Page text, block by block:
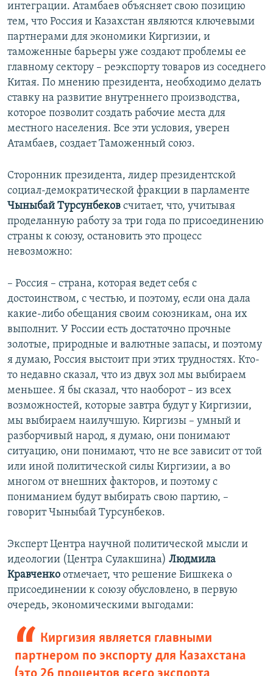
интеграции. Атамбаев объясняет свою позицию
тем, что Россия и Казахстан являются ключевыми
партнерами для экономики Киргизии, и
таможенные барьеры уже создают проблемы ее
главному сектору – реэкспорту товаров из соседнего
Китая. По мнению президента, необходимо делать
ставку на развитие внутреннего производства,
которое позволит создать рабочие места для
местного населения. Все эти условия, уверен
Атамбаев, создает Таможенный союз.
Сторонник президента, лидер президентской
социал-демократической фракции в парламенте
Чыныбай Турсунбеков считает, что, учитывая
проделанную работу за три года по присоединению
страны к союзу, остановить это процесс
невозможно:
– Россия – страна, которая ведет себя с
достоинством, с честью, и поэтому, если она дала
какие-либо обещания своим союзникам, она их
выполнит. У России есть достаточно прочные
золотые, природные и валютные запасы, и поэтому
я думаю, Россия выстоит при этих трудностях. Кто-
то недавно сказал, что из двух зол мы выбираем
меньшее. Я бы сказал, что наоборот – из всех
возможностей, которые завтра будут у Киргизии,
мы выбираем наилучшую. Киргизы – умный и
разборчивый народ, я думаю, они понимают
ситуацию, они понимают, что не все зависит от той
или иной политической силы Киргизии, а во
многом от внешних факторов, и поэтому с
пониманием будут выбирать свою партию, –
говорит Чыныбай Турсунбеков.
Эксперт Центра научной политической мысли и
идеологии (Центра Сулакшина) Людмила
Кравченко отмечает, что решение Бишкека о
присоединении к союзу обусловлено, в первую
очередь, экономическими выгодами:
Киргизия является главными
партнером по экспорту для Казахстана